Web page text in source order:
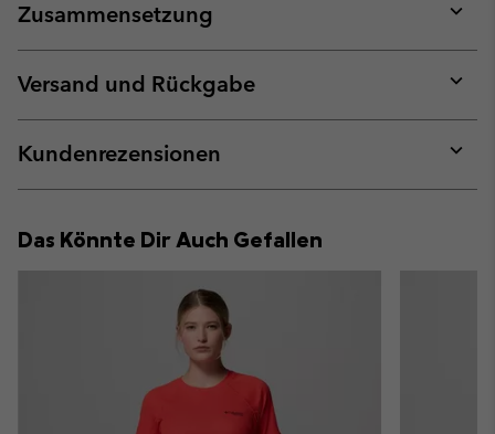
Zusammensetzung
or
Versand und Rückgabe
or
Kundenrezensionen
or
Das Könnte Dir Auch Gefallen